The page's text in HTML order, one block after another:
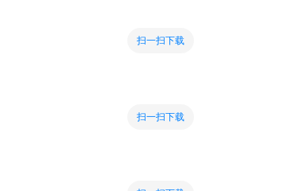
扫一扫下载
扫一扫下载